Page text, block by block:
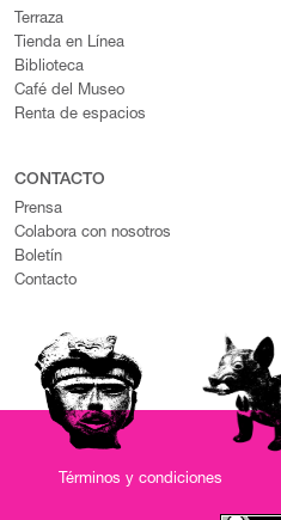
Terraza
Tienda en Línea
Biblioteca
Café del Museo
Renta de espacios
CONTACTO
Prensa
Colabora con nosotros
Boletín
Contacto
Términos y condiciones